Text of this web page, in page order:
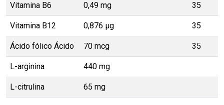
Vitamina B6 0,49 mg 35
Vitamina B12 0,876 μg 35
Ácido fólico Ácido 70 mcg 35
L-arginina 440 mg
L-citrulina 65 mg